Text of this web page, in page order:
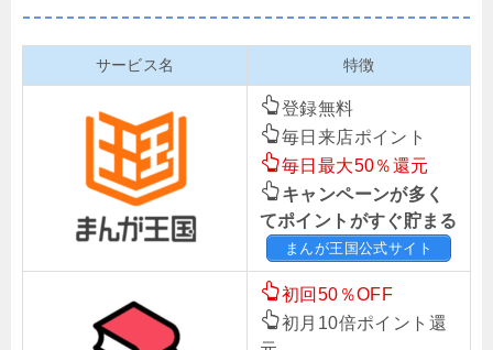
サービス名 特徴
登録無料
毎日来店ポイント
毎日最大50％還元
キャンペーンが多く
てポイントがすぐ貯まる
まんが王国公式サイト
初回50％OFF
初月10倍ポイント還